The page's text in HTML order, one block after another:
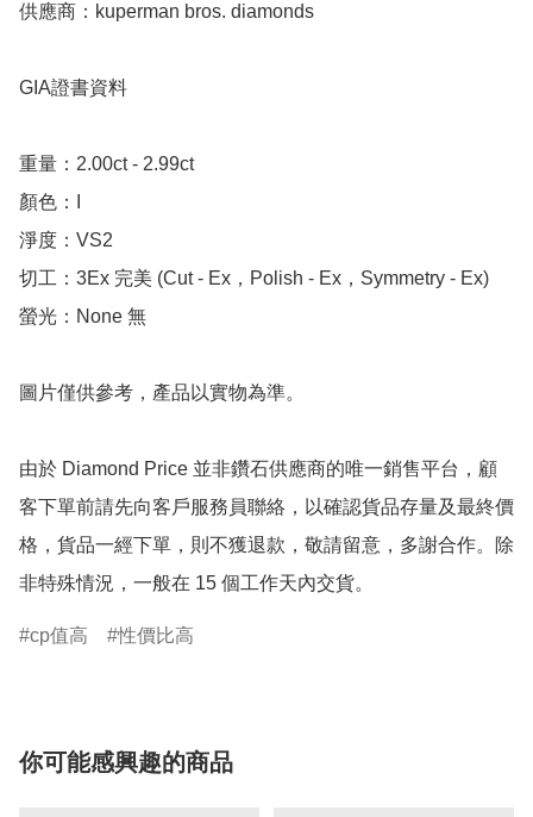
供應商：kuperman bros. diamonds
GIA證書資料
重量：2.00ct - 2.99ct
顏色：I
淨度：VS2
切工：3Ex 完美 (Cut - Ex，Polish - Ex，Symmetry - Ex)
螢光：None 無
圖片僅供參考，產品以實物為準。
由於 Diamond Price 並非鑽石供應商的唯一銷售平台，顧
客下單前請先向客戶服務員聯絡，以確認貨品存量及最終價
格，貨品一經下單，則不獲退款，敬請留意，多謝合作。除
非特殊情況，一般在 15 個工作天內交貨。
cp值高 性價比高
你可能感興趣的商品